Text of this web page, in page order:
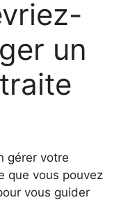
un
gérer votre
que vous pouvez
vous guider